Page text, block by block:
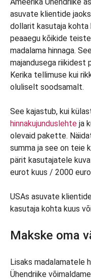
Ameerika Ühendriike
asuvate klientide
dollarit kasutaja kohta
peaaegu kõikide
madalama hinnaga.
majandusega riikidest
Kerika tellimuse kui
oluliselt soodsamalt.
See kajastub, kui
hinnakujunduslehte ja
olevaid pakette.
summa ja see on teie
pärit kasutajatele
eurot kuus / 2000
USAs asuvate
kasutaja kohta kuus
Makske oma
Lisaks madalamatele
Ühendriike